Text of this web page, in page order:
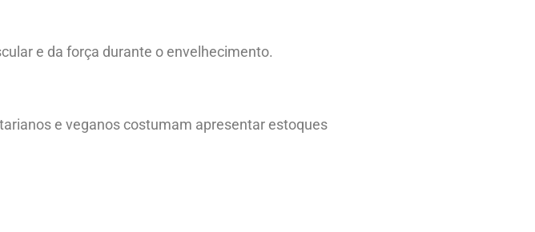
e da força durante o envelhecimento.
e veganos costumam apresentar estoques